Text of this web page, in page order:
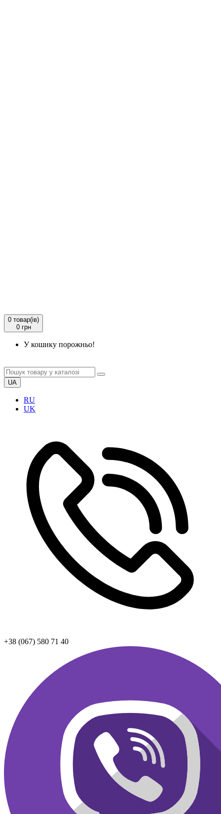
0 товар(ів)
0 грн
У кошику порожньо!
UA
RU
UK
+38 (067) 580 71 40